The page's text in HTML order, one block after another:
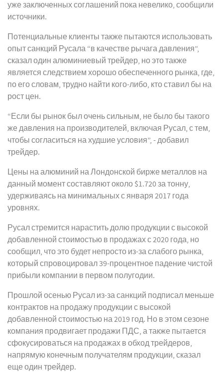
уже заключенных соглашений пока невелико, сообщили
источники.
Потенциальные клиенты также пытаются использовать
опыт санкций Русала “в качестве рычага давления”,
сказал один алюминиевый трейдер, но это также
является следствием хорошо обеспеченного рынка, где,
по его словам, трудно найти кого-либо, кто ставил бы на
рост цен.
“Если бы рынок был очень сильным, не было бы такого
же давления на производителей, включая Русал, с тем,
чтобы согласиться на худшие условия”, - добавил
трейдер.
Цены на алюминий на Лондонской бирже металлов на
данный момент составляют около $1.720 за тонну,
удерживаясь на минимальных с января 2017 года
уровнях.
Русал стремится нарастить долю продукции с высокой
добавленной стоимостью в продажах с 2020 года, но
сообщил, что это будет непросто из-за слабого рынка,
который спровоцировал 39-процентное падение чистой
прибыли компании в первом полугодии.
Прошлой осенью Русал из-за санкций подписал меньше
контрактов на продажу продукции с высокой
добавленной стоимостью на 2019 год. Но в этом сезоне
компания продвигает продажи ПДС, а также пытается
сфокусироваться на продажах в обход трейдеров,
напрямую конечным получателям продукции, сказал
еще один трейдер.